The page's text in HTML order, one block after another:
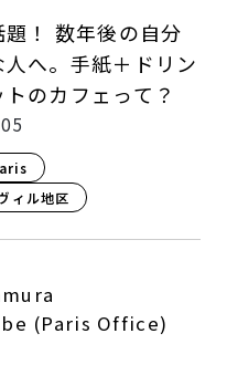
題！ 数年後の自分
へ。手紙＋ドリン
のカフェって？
ィル地区
(Paris Office)